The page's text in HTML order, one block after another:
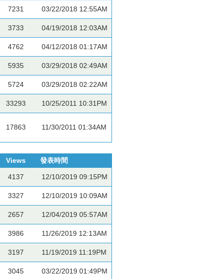
7231 03/22/2018 12:55AM
3733 04/19/2018 12:03AM
4762 04/12/2018 01:17AM
5935 03/29/2018 02:49AM
5724 03/29/2018 02:22AM
33293 10/25/2011 10:31PM
17863 11/30/2011 01:34AM
Views 發表時間
4137 12/10/2019 09:15PM
3327 12/10/2019 10:09AM
2657 12/04/2019 05:57AM
3986 11/26/2019 12:13AM
3197 11/19/2019 11:19PM
3045 03/22/2019 01:49PM